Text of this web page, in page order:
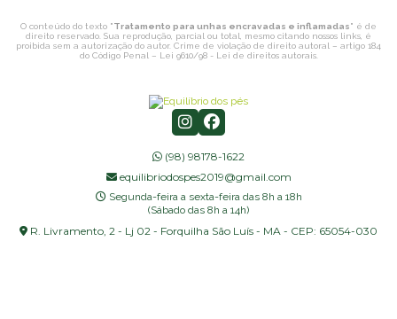
O conteúdo do texto "Tratamento para unhas encravadas e inflamadas" é de
direito reservado. Sua reprodução, parcial ou total, mesmo citando nossos links, é
proibida sem a autorização do autor. Crime de violação de direito autoral – artigo 184
do Código Penal – Lei 9610/98 - Lei de direitos autorais.
(98) 98178-1622
equilibriodospes2019@gmail.com
Segunda-feira a sexta-feira das 8h a 18h
(Sábado das 8h a 14h)
R. Livramento, 2 - Lj 02 - Forquilha São Luís - MA - CEP: 65054-030